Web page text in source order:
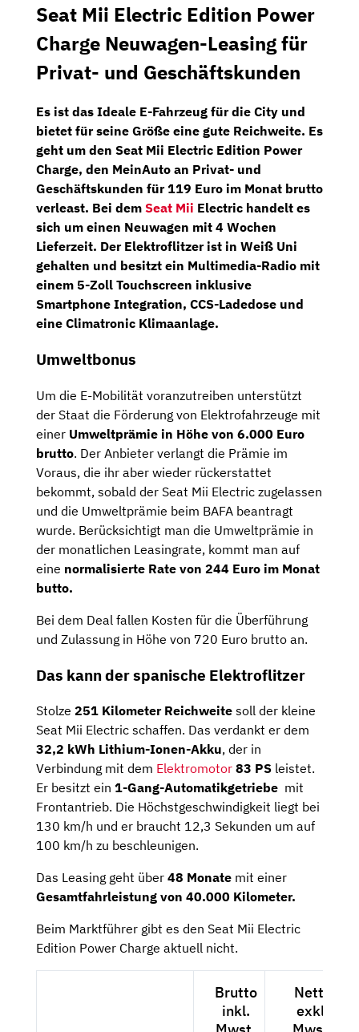
Seat Mii Electric Edition Power
Charge Neuwagen-Leasing für
Privat- und Geschäftskunden
Es ist das Ideale E-Fahrzeug für die City und
bietet für seine Größe eine gute Reichweite. Es
geht um den Seat Mii Electric Edition Power
Charge, den MeinAuto an Privat- und
Geschäftskunden für119 Euro im Monat brutto
verleast. Bei dem Seat Mii Electric handelt es
sich um einen Neuwagen mit 4 Wochen
Lieferzeit. Der Elektroflitzer ist in Weiß Uni
gehalten und besitzt ein Multimedia-Radio mit
einem 5-Zoll Touchscreen inklusive
Smartphone Integration, CCS-Ladedose und
eine Climatronic Klimaanlage.
Umweltbonus
Um die E-Mobilität voranzutreiben unterstützt
der Staat die Förderung von Elektrofahrzeuge mit
einer Umweltprämie in Höhe von 6.000 Euro
brutto. Der Anbieter verlangt die Prämie im
Voraus, die ihr aber wieder rückerstattet
bekommt, sobald der Seat Mii Electric zugelassen
und die Umweltprämie beim BAFA beantragt
wurde. Berücksichtigt man die Umweltprämie in
der monatlichen Leasingrate, kommt man auf
eine normalisierte Rate von 244 Euro im Monat
butto.
Bei dem Deal fallen Kosten für die Überführung
und Zulassung in Höhe von 720 Euro brutto an.
Das kann der spanische Elektroflitzer
Stolze 251 Kilometer Reichweite soll der kleine
Seat Mii Electric schaffen. Das verdankt er dem
32,2 kWh Lithium-Ionen-Akku, der in
Verbindung mit dem Elektromotor 83 PS leistet.
Er besitzt ein 1-Gang-Automatikgetriebe mit
Frontantrieb. Die Höchstgeschwindigkeit liegt bei
130 km/h und er braucht 12,3 Sekunden um auf
100 km/h zu beschleunigen.
Das Leasing geht über 48 Monate mit einer
Gesamtfahrleistung von 40.000 Kilometer.
Beim Marktführer gibt es den Seat Mii Electric
Edition Power Charge aktuell nicht.
Brutto
inkl.
Netto
exkl.